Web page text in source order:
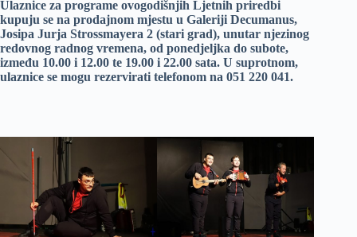
Ulaznice za programe ovogodišnjih Ljetnih priredbi
kupuju se na prodajnom mjestu u Galeriji Decumanus,
Josipa Jurja Strossmayera 2 (stari grad), unutar njezinog
redovnog radnog vremena, od ponedjeljka do subote,
između 10.00 i 12.00 te 19.00 i 22.00 sata. U suprotnom,
ulaznice se mogu rezervirati telefonom na 051 220 041.